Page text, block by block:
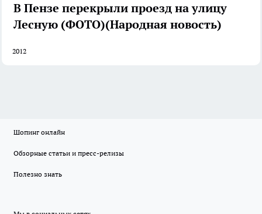
В Пензе перекрыли проезд на улицу
Лесную (ФОТО)(Народная новость)
2012
Шопинг онлайн
Обзорные статьи и пресс-релизы
Полезно знать